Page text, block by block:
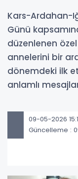
Kars-Ardahan-
Günü
düzenlenen
annelerini bir
dönemdeki ilk
anlamlı
09-05-2026
Güncelleme :